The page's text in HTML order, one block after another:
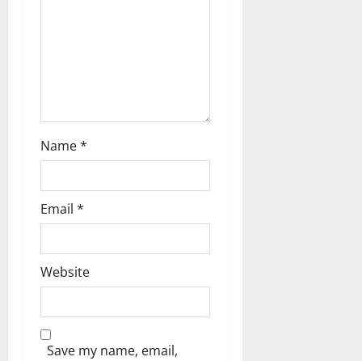
Name*
Email *
Website
Save my name, email,